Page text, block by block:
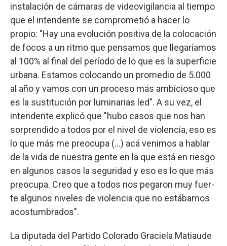
instalación de cámaras de videovigilancia al tiempo
que el intendente se comprometió a hacer lo
propio: "Hay una evolución positiva de la colocación
de focos a un ritmo que pensamos que llegaríamos
al 100% al final del período de lo que es la superficie
urbana. Estamos colocando un promedio de 5.000
al año y vamos con un proceso más ambicioso que
es la sustitución por luminarias led". A su vez, el
intendente explicó que "hubo casos que nos han
sorprendido a todos por el nivel de violencia, eso es
lo que más me preocupa (...) acá venimos a hablar
de la vida de nuestra gente en la que está en riesgo
en algunos casos la seguridad y eso es lo que más
preocupa. Creo que a todos nos pegaron muy fuer-
te algunos niveles de violencia que no estábamos
acostumbrados".
La diputada del Partido Colorado Graciela Matiaude